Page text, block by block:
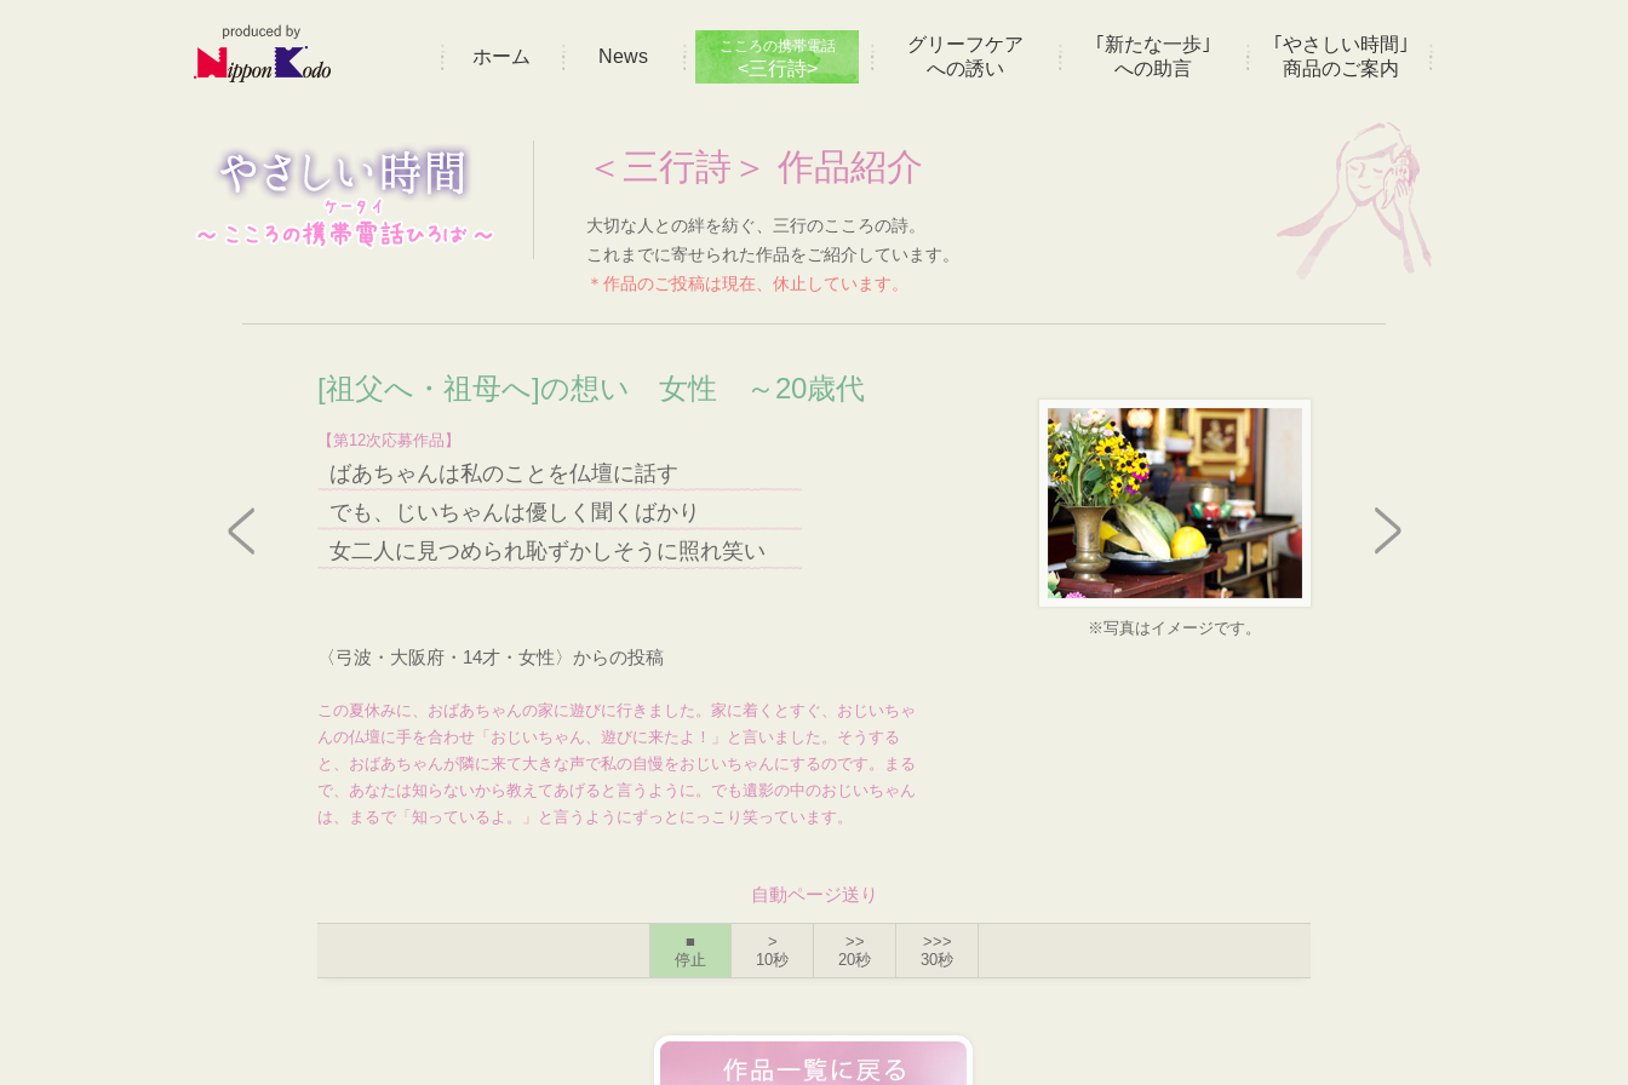
ホーム News こころの携帯電話
<三行詩>
グリーフケア
への誘い
｢新たな一歩｣
への助言
｢やさしい時間｣
商品のご案内
＜三行詩＞ 作品紹介
大切な人との絆を紡ぐ、三行のこころの詩。
これまでに寄せられた作品をご紹介しています。
＊作品のご投稿は現在、休止しています。
[祖父へ・祖母へ]の想い 女性 ～20歳代
【第12次応募作品】
ばあちゃんは私のことを仏壇に話す
でも、じいちゃんは優しく聞くばかり
女二人に見つめられ恥ずかしそうに照れ笑い
※写真はイメージです。
〈弓波・大阪府・14才・女性〉からの投稿
この夏休みに、おばあちゃんの家に遊びに行きました。家に着くとすぐ、おじいちゃ
んの仏壇に手を合わせ「おじいちゃん、遊びに来たよ！」と言いました。そうする
と、おばあちゃんが隣に来て大きな声で私の自慢をおじいちゃんにするのです。まる
で、あなたは知らないから教えてあげると言うように。でも遺影の中のおじいちゃん
は、まるで「知っているよ。」と言うようにずっとにっこり笑っています。
自動ページ送り
■
停止
>
10秒
>>
20秒
>>>
30秒